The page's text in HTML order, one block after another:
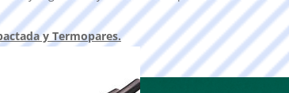
y Termopares.